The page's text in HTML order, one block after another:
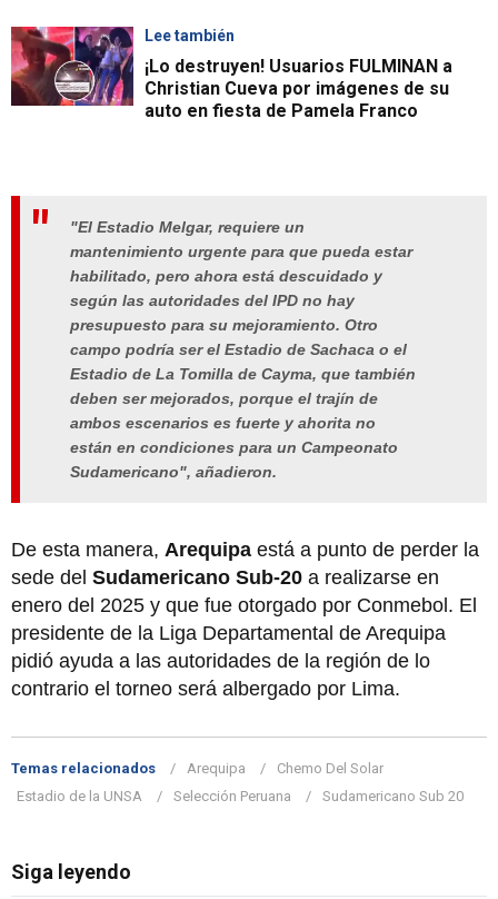
Lee también
¡Lo destruyen! Usuarios FULMINAN a
Christian Cueva por imágenes de su
auto en fiesta de Pamela Franco
"El Estadio Melgar, requiere un
mantenimiento urgente para que pueda estar
habilitado, pero ahora está descuidado y
según las autoridades del IPD no hay
presupuesto para su mejoramiento. Otro
campo podría ser el Estadio de Sachaca o el
Estadio de La Tomilla de Cayma, que también
deben ser mejorados, porque el trajín de
ambos escenarios es fuerte y ahorita no
están en condiciones para un Campeonato
Sudamericano", añadieron.
De esta manera, Arequipa está a punto de perder la
sede del Sudamericano Sub-20 a realizarse en
enero del 2025 y que fue otorgado por Conmebol. El
presidente de la Liga Departamental de Arequipa
pidió ayuda a las autoridades de la región de lo
contrario el torneo será albergado por Lima.
Temas relacionados Arequipa
Chemo Del Solar
Estadio de la UNSA
Selección Peruana Sudamericano Sub 20
Siga leyendo